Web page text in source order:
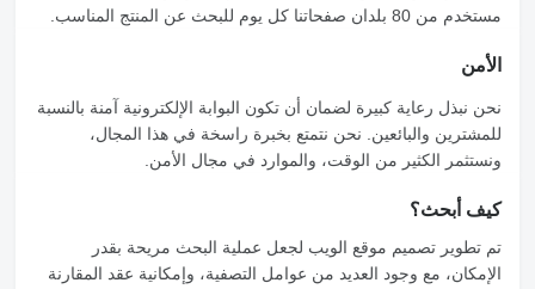
مستخدم من 80 بلدان صفحاتنا كل يوم للبحث عن المنتج المناسب.
الأمن
نحن نبذل رعاية كبيرة لضمان أن تكون البوابة الإلكترونية آمنة بالنسبة
للمشترين والبائعين. نحن نتمتع بخبرة راسخة في هذا المجال،
ونستثمر الكثير من الوقت، والموارد في مجال الأمن.
كيف أبحث؟
تم تطوير تصميم موقع الويب لجعل عملية البحث مريحة بقدر
الإمكان، مع وجود العديد من عوامل التصفية، وإمكانية عقد المقارنة